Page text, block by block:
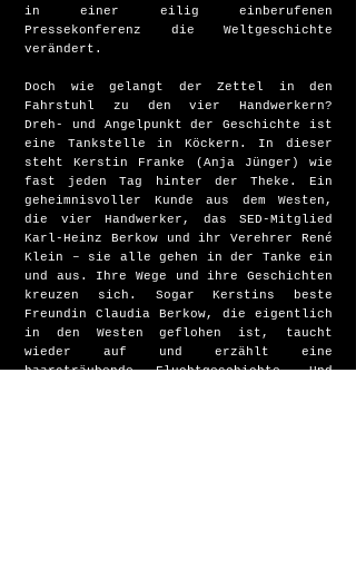
in einer eilig einberufenen
Pressekonferenz die Weltgeschichte
verändert.
Doch wie gelangt der Zettel in den
Fahrstuhl zu den vier Handwerkern?
Dreh- und Angelpunkt der Geschichte ist
eine Tankstelle in Köckern. In dieser
steht Kerstin Franke (Anja Jünger) wie
fast jeden Tag hinter der Theke. Ein
geheimnisvoller Kunde aus dem Westen,
die vier Handwerker, das SED-Mitglied
Karl-Heinz Berkow und ihr Verehrer René
Klein – sie alle gehen in der Tanke ein
und aus. Ihre Wege und ihre Geschichten
kreuzen sich. Sogar Kerstins beste
Freundin Claudia Berkow, die eigentlich
in den Westen geflohen ist, taucht
wieder auf und erzählt eine
haarsträubende Fluchtgeschichte. Und